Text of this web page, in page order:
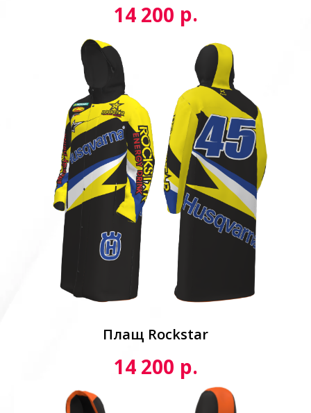
14 200 р.
Плащ Rockstar
14 200 р.